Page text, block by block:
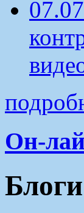
Он-
Блоги